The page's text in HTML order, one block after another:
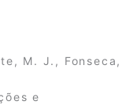
M. J., Fonseca,
e